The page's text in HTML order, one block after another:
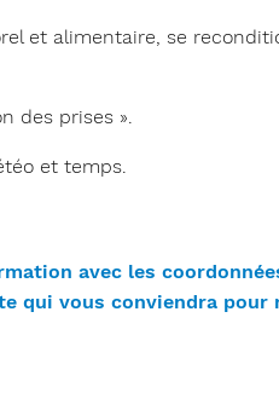
et alimentaire, se
des prises ».
et temps.
avec les
qui vous conviendra pour